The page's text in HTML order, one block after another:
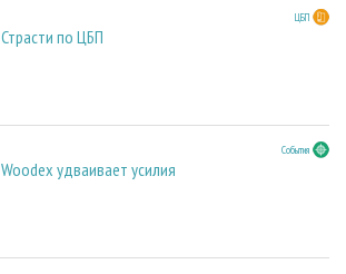
ЦБП
Страсти по ЦБП
События
Woodex удваивает усилия